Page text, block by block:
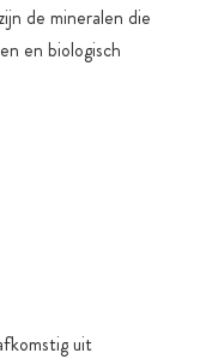
de mineralen die
en biologisch
uit